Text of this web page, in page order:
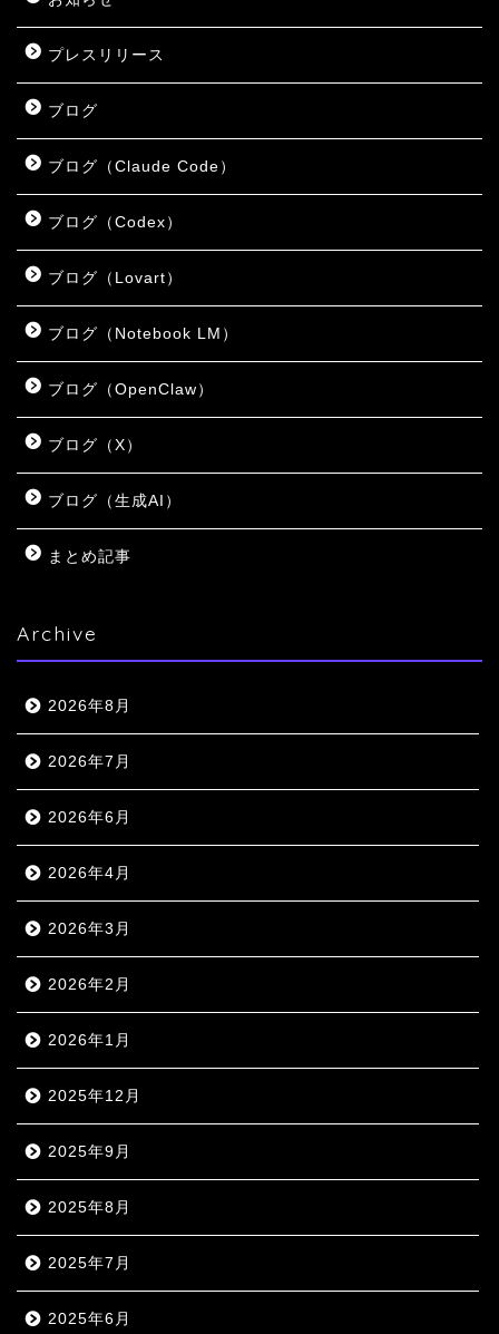
プレスリリース
ブログ
ブログ（Claude Code）
ブログ（Codex）
ブログ（Lovart）
ブログ（Notebook LM）
ブログ（OpenClaw）
ブログ（X）
ブログ（生成AI）
まとめ記事
Archive
2026年8月
2026年7月
2026年6月
2026年4月
2026年3月
2026年2月
2026年1月
2025年12月
2025年9月
2025年8月
2025年7月
2025年6月